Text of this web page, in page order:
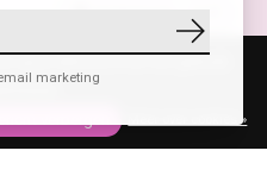
mode met een
RSS-
Nederlands — EUR
marketing
ga je akkoord met het gebruik
verbergen
Meer over cookies »